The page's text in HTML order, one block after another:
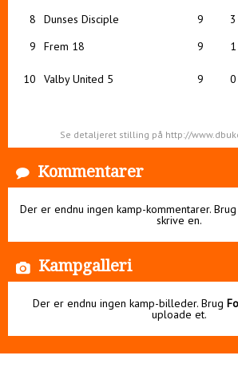
8
Dunses Disciple 9 3
9
Frem 18 9 1
10 Valby United 5 9 0
Se detaljeret stilling på http://
Kommentarer
Der er endnu ingen kamp-kommentarer. Brug
skrive en.
Kampgalleri
Der er endnu ingen kamp-billeder. Brug
uploade et.